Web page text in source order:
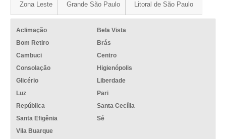
Zona Leste Grande São Paulo Litoral de São Paulo
Aclimação
Bela Vista
Bom Retiro
Brás
Cambuci
Centro
Consolação
Higienópolis
Glicério
Liberdade
Luz
Pari
República
Santa Cecília
Santa Efigênia
Sé
Vila Buarque